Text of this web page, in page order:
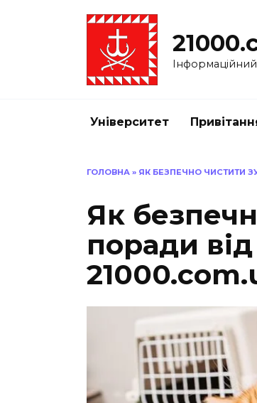
Інформаційний
Університет
ГОЛОВНА » ЯК БЕЗПЕЧНО ЧИСТИТИ
Як
поради